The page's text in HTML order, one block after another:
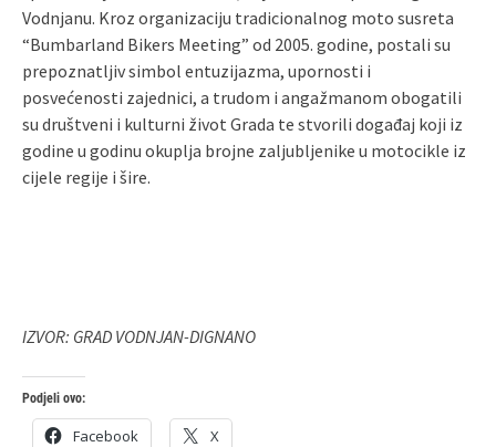
Vodnjanu. Kroz organizaciju tradicionalnog moto susreta
“Bumbarland Bikers Meeting” od 2005. godine, postali su
prepoznatljiv simbol entuzijazma, upornosti i
posvećenosti zajednici, a trudom i angažmanom obogatili
su društveni i kulturni život Grada te stvorili događaj koji iz
godine u godinu okuplja brojne zaljubljenike u motocikle iz
cijele regije i šire.
IZVOR: GRAD VODNJAN-DIGNANO
Podjeli ovo:
Facebook X